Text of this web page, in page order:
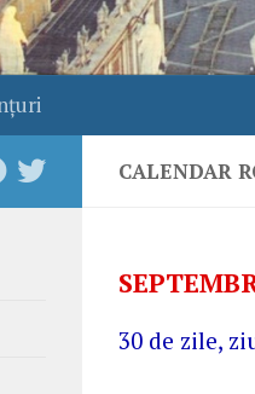
CALENDAR
30 de zile,